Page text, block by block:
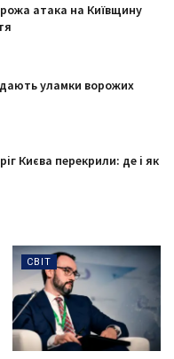
атака на Київщину
уламки ворожих
Києва перекрили: де і як
СВІТ